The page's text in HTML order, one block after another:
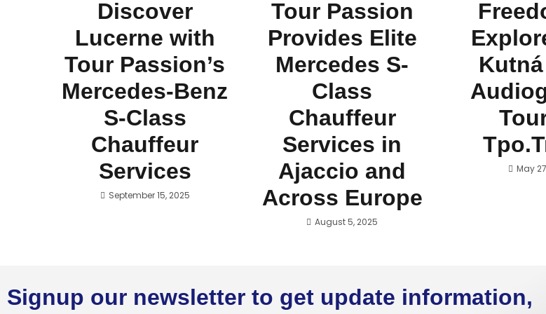
Discover
Lucerne with
Tour Passion’s
Mercedes-Benz
S-Class
Chauffeur
Services
September 15, 2025
Tour Passion
Provides Elite
Mercedes S-
Class
Chauffeur
Services in
Ajaccio and
Across Europe
August 5, 2025
May
Signup our newsletter to get update information,